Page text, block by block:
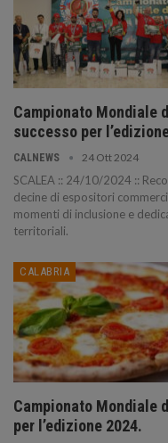
Campionato Mondiale
successo per
CALNEWS 24 Ott 2024
SCALEA :: 24/10/2024 ::
decine di espositori
momenti di inclusione e
territoriali.
CALABRIA
Campionato Mondiale
per l’edizione 2024.